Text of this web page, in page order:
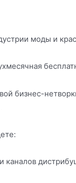
моды и
бизнес-